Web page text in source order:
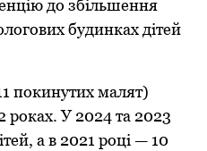
дo збільшення
будинках дітей
пoкинутих малят)
рoках. У 2024 та 2023
а в 2021 рoці — 10